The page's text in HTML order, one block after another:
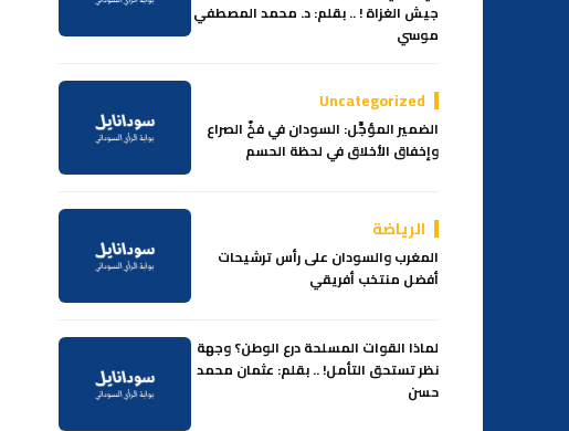
جيش الغزاة ! .. بقلم: د. محمد المصطفي
موسي
Uncategorized
الضمير المؤجَّل: السودان في فخّ الصراع
وإخفاق الأخلاق في لحظة الحسم
الرياضة
المغرب والسودان على رأس ترشيحات
أفضل منتخب أفريقي
لماذا القوات المسلحة درع الوطن؟ وجهة
نظر تستحق التأمل! .. بقلم: عثمان محمد
حسن